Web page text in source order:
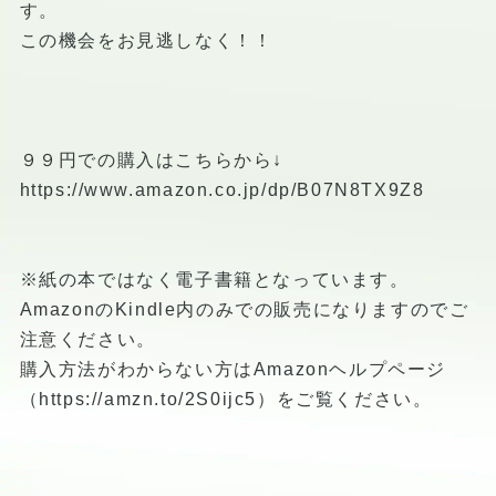
す。
この機会をお見逃しなく！！
９９円での購入はこちらから↓
https://www.amazon.co.jp/dp/B07N8TX9Z8
※紙の本ではなく電子書籍となっています。
AmazonのKindle内のみでの販売になりますのでご
注意ください。
購入方法がわからない方はAmazonヘルプページ
（ https://amzn.to/2S0ijc5 ）をご覧ください。